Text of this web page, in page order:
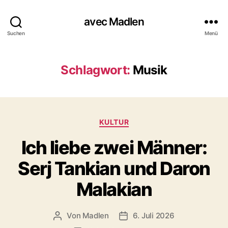
Suchen
avec Madlen
Menü
Schlagwort: Musik
K
t
e
g
o
r
i
KULTUR
Ich liebe zwei Männer:
Serj Tankian und Daron
Malakian
B Von Madlen
V 6. Juli 2026